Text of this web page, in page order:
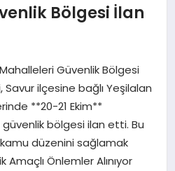
Bölgesi İlan
Güvenlik Bölgesi
Savur ilçesine bağlı Yeşilalan
**20-21 Ekim**
bölgesi ilan etti. Bu
düzenini sağlamak
Amaçlı Önlemler Alınıyor